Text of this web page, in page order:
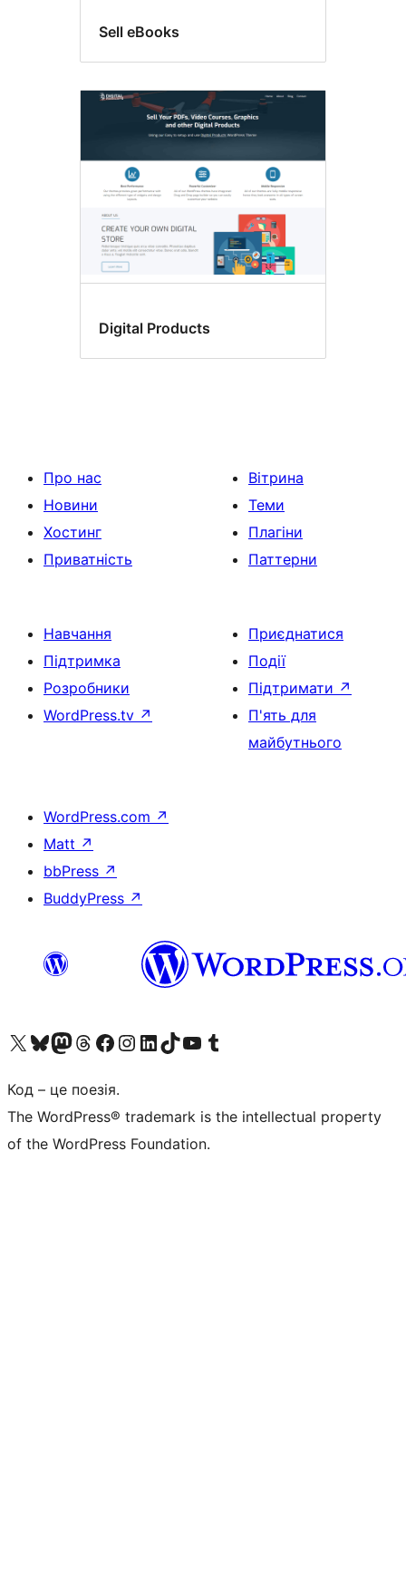
Sell eBooks
Digital Products
Про нас
Новини
Хостинг
Приватність
Вітрина
Теми
Плагіни
Паттерни
Навчання
Підтримка
Розробники
WordPress.tv ↗
Приєднатися
Події
Підтримати ↗
П'ять для
майбутнього
WordPress.com ↗
Matt ↗
bbPress ↗
BuddyPress ↗
Visit our X (formerly Twitter) account
Visit our Bluesky account
Завітайте до нашої стрічки в Mastodon
Visit our Threads account
Завітайте на нашу сторінку в Facebook
Visit our Instagram account
Visit our LinkedIn account
Visit our TikTok account
Visit our YouTube channel
Visit our Tumblr account
Код – це поезія.
The WordPress® trademark is the intellectual property
of the WordPress Foundation.